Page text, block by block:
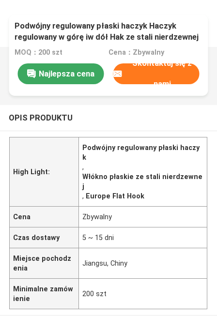
Podwójny regulowany płaski haczyk Haczyk
regulowany w górę iw dół Hak ze stali nierdzewnej
Głównie na Europę
MOQ：200 szt Cena：Zbywalny
Najlepsza cena
Skontaktuj się z
nami
OPIS PRODUKTU
High Light:
Podwójny regulowany płaski haczy
k
,
Włókno płaskie ze stali nierdzewne
j
, Europe Flat Hook
Cena Zbywalny
Czas dostawy 5 ~ 15 dni
Miejsce pochodz
enia
Jiangsu, Chiny
Minimalne zamów
ienie
200 szt